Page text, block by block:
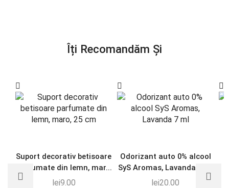
Îți Recomandăm Și
Suport decorativ betisoare
parfumate din lemn, mar...
lei9.00
Odorizant auto 0% alcool
SyS Aromas, Lavanda 7 ml
lei20.00